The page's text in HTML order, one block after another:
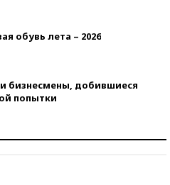
обувь лета – 2026
бизнесмены, добившиеся
попытки